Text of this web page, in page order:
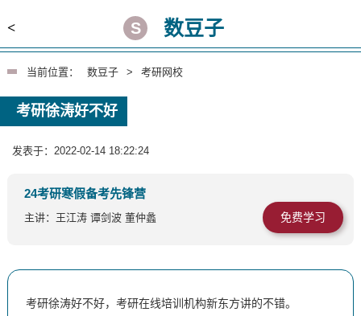
< 数豆子
当前位置： 数豆子 > 考研网校
考研徐涛好不好
发表于：2022-02-14 18:22:24
24考研寒假备考先锋营
主讲：王江涛 谭剑波 董仲蠡 免费学习
考研徐涛好不好，考研在线培训机构新东方讲的不错。